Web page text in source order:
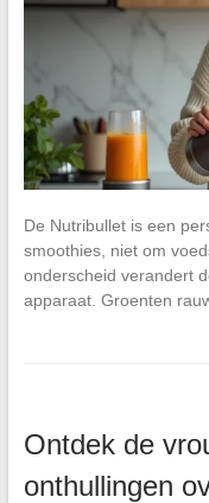
De Nutribullet is een
smoothies, niet om
onderscheid verandert
apparaat. Groenten
Ontdek de
onthullingen